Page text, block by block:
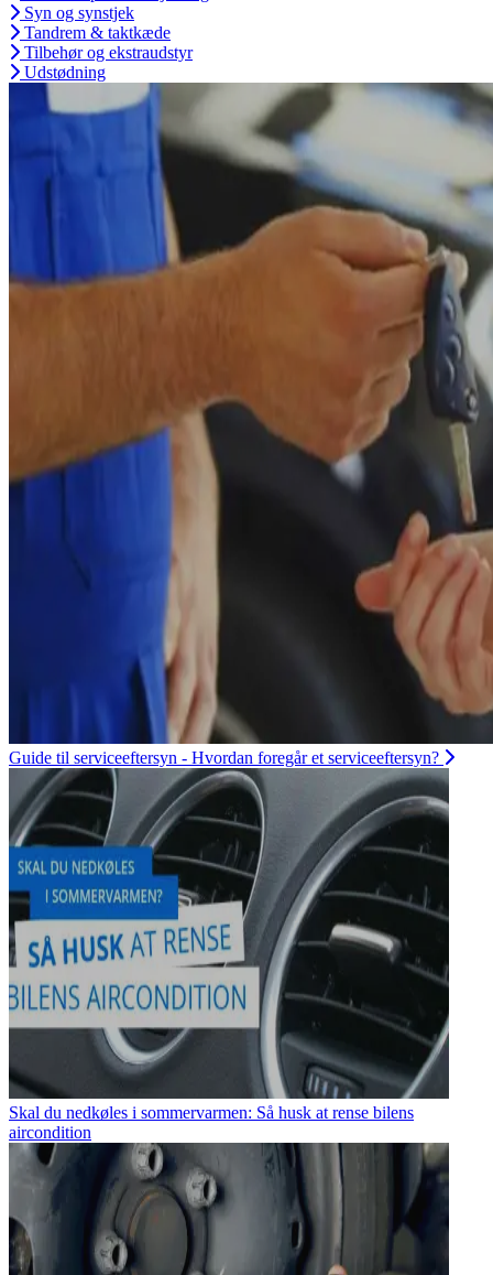
Syn og synstjek
Tandrem & taktkæde
Tilbehør og ekstraudstyr
Udstødning
Guide til serviceeftersyn - Hvordan foregår et serviceeftersyn?
Skal du nedkøles i sommervarmen: Så husk at rense bilens
aircondition